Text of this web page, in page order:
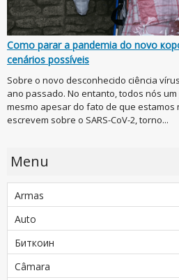
Como parar a pandemia do novo
cenários possíveis
Sobre o novo desconhecido ciência
ano passado. No entanto, todos nós
mesmo apesar do fato de que estamos
escrevem sobre o SARS-CoV-2, torno...
Menu
Armas
Auto
Биткоин
Câmara